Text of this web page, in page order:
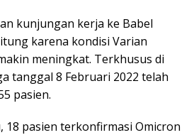
kunjungan kerja ke Babel
karena kondisi Varian
meningkat. Terkhusus di
tanggal 8 Februari 2022 telah
pasien.
18 pasien terkonfirmasi Omicron